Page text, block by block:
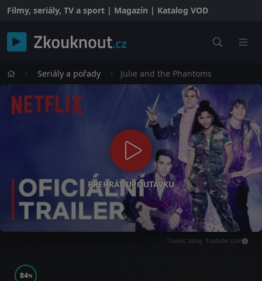
Filmy, seriály, TV a sport | Magazín | Katalog VOD
Seriály a pořady Julie and the Phantoms
PŘEHRÁT UPOUTÁVKU
Trailer, zdroj: Youtube.com
84%